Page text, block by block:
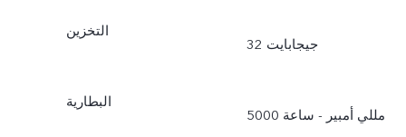
التخزين
32 جيجابايت
البطارية
5000 مللي أمبير - ساعة